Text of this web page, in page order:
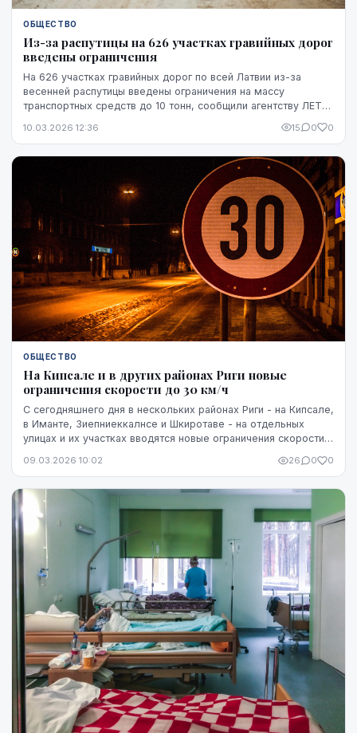
ОБЩЕСТВО
Из-за распутицы на 626 участках гравийных дорог
введены ограничения
На 626 участках гравийных дорог по всей Латвии из-за
весенней распутицы введены ограничения на массу
транспортных средств до 10 тонн, сообщили агентству ЛЕТА
10.03.2026 12:36 15 0 0
ОБЩЕСТВО
На Кипсале и в других районах Риги новые
ограничения скорости до 30 км/ч
С сегодняшнего дня в нескольких районах Риги - на Кипсале,
в Иманте, Зиепниеккалнсе и Шкиротаве - на отдельных
улицах и их участках вводятся новые ограничения скорости
09.03.2026 10:02 26 0 0